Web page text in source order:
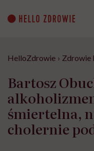
content
HelloZdrowie › Zdrowie
Bartosz
śmiertelna,
cholernie